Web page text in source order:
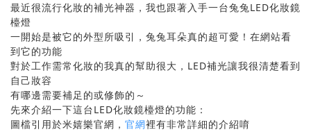
最近很流行化妝的補光神器，我也跟著入手一台兔兔LED化妝鏡
檯燈
一開始是被它的外型所吸引，兔兔耳朵真的超可愛！在網站看
到它的功能
對於工作需常化妝的我真的幫助很大，LED補光讓我很清楚看到
自己妝容
有哪邊需要補足的或修飾的～
先來介紹一下這台LED化妝鏡檯燈的功能：
圖檔引用於米嬉樂官網， 官網裡有非常詳細的介紹唷